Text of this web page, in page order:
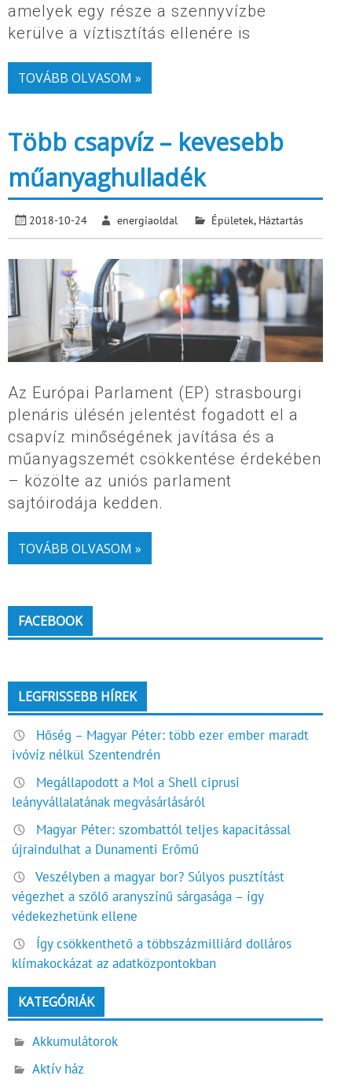
amelyek egy része a szennyvízbe
kerülve a víztisztítás ellenére is
TOVÁBB OLVASOM »
Több csapvíz – kevesebb
műanyaghulladék
2018-10-24 energiaoldal Épületek, Háztartás
Az Európai Parlament (EP) strasbourgi
plenáris ülésén jelentést fogadott el a
csapvíz minőségének javítása és a
műanyagszemét csökkentése érdekében
– közölte az uniós parlament
sajtóirodája kedden.
TOVÁBB OLVASOM »
FACEBOOK
LEGFRISSEBB HÍREK
Hőség – Magyar Péter: több ezer ember maradt
ivóvíz nélkül Szentendrén
Megállapodott a Mol a Shell ciprusi
leányvállalatának megvásárlásáról
Magyar Péter: szombattól teljes kapacitással
újraindulhat a Dunamenti Erőmű
Veszélyben a magyar bor? Súlyos pusztítást
végezhet a szőlő aranyszínű sárgasága – így
védekezhetünk ellene
Így csökkenthető a többszázmilliárd dolláros
klímakockázat az adatközpontokban
KATEGÓRIÁK
Akkumulátorok
Aktív ház